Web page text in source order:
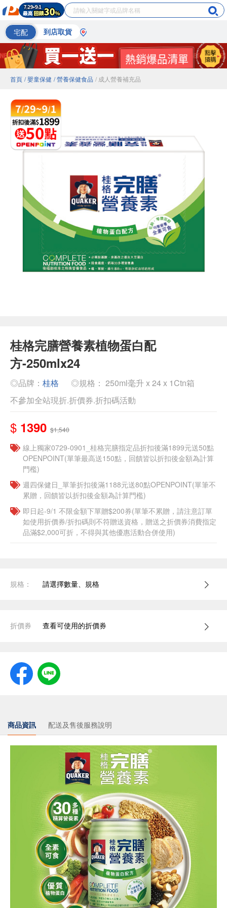
宅配 到店取貨
首頁 / 嬰童保健 / 營養保健食品 / 成人營養補充品
桂格完膳營養素植物蛋白配
方-250mlx24
◎品牌： 桂格
◎規格： 250ml毫升 x 24 x 1Ctn箱
不參加全站現折.折價券.折扣碼活動
$ 1390 $1,540
線上獨家0729-0901_桂格完膳指定品折扣後滿1899元送50點
OPENPOINT(單筆最高送150點，回饋皆以折扣後金額為計算
門檻)
週四保健日_單筆折扣後滿1188元送80點OPENPOINT(單筆不
累贈，回饋皆以折扣後金額為計算門檻)
即日起-9/1 不限金額下單贈$200券(單筆不累贈，請注意訂單
如使用折價券/折扣碼則不符贈送資格，贈送之折價券消費指定
品滿$2,000可折，不得與其他優惠活動合併使用)
規格： 請選擇數量、規格
折價券 查看可使用的折價券
商品資訊 配送及售後服務說明